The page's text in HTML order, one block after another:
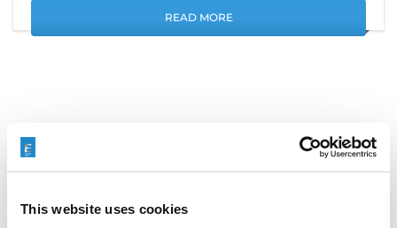
This website uses cookies
READ MORE
検索
for: